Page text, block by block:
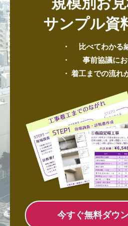
サンプル資
比べてわかる
事前協議に
着工までの流れ
今すぐ無料ダウ